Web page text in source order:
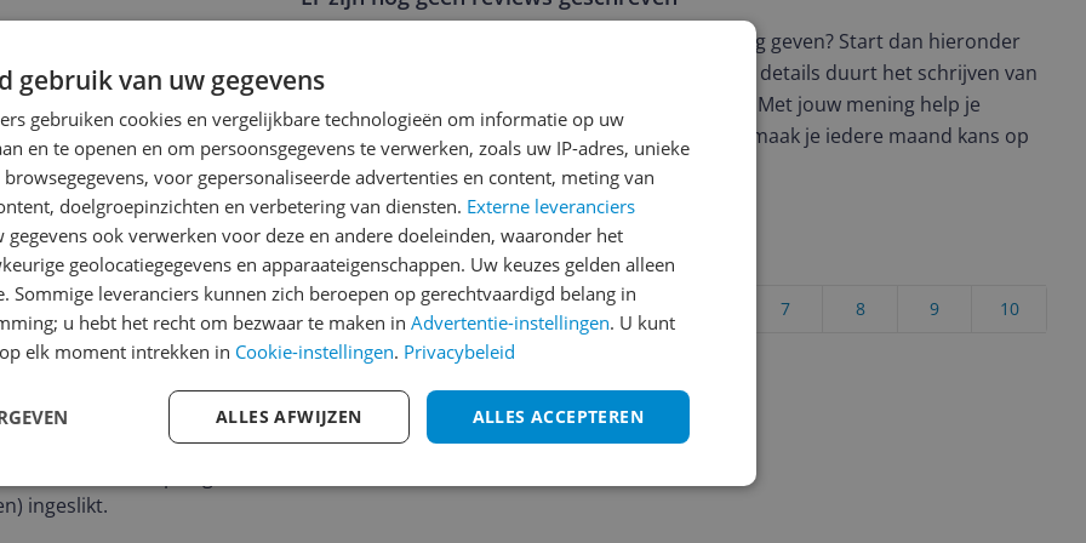
serie van Magformers
elementen die niet aan
Magformers
het gewenste
bouwplezier
plezier van het spel op
octagon en hexagon
neodymium magneet
voor kinderen onder
magneetjes
Raadpleeg
ingeslikt.
Heb jij dit product in bezit en wil je graag je mening geven? Start dan hieronder
met het schrijven van je review. Afhankelijk van de details duurt het schrijven van
een review gemiddeld tussen de 3 en 10 minuten. Met jouw mening help je
andere bezoekers een betere keuze te maken én maak je iedere maand kans op
€250,-!
Klik hier voor de actievoorwaarden.
Cijfer
Welk cijfer geef jij dit product?
10
9
8
7
5
4
3
2
1
gebruik van uw gegevens
gebruiken cookies en vergelijkbare technologieën om informatie op uw
en te openen en om persoonsgegevens te verwerken, zoals uw IP-adres, unieke
voor gepersonaliseerde advertenties en content, meting van
doelgroepinzichten en verbetering van diensten. Externe leveranciers
gegevens ook verwerken voor deze en andere doeleinden, waaronder het
geolocatiegegevens en apparaateigenschappen. Uw keuzes gelden alleen
Sommige leveranciers kunnen zich beroepen op gerechtvaardigd belang in
u hebt het recht om bezwaar te maken in Advertentie-instellingen. U kunt
elk moment intrekken in Cookie-instellingen. Privacybeleid
ALLES ACCEPTEREN
ALLES AFWIJZEN